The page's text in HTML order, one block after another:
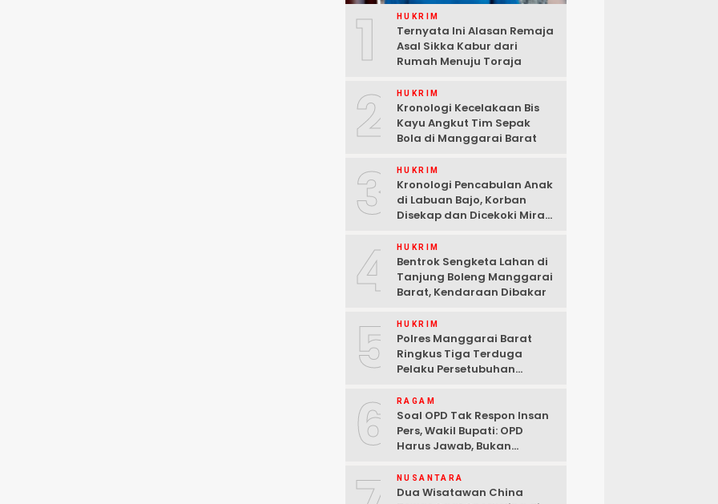
1 HUKRIM
Ternyata Ini Alasan Remaja
Asal Sikka Kabur dari
Rumah Menuju Toraja
2 HUKRIM
Kronologi Kecelakaan Bis
Kayu Angkut Tim Sepak
Bola di Manggarai Barat
3 HUKRIM
Kronologi Pencabulan Anak
di Labuan Bajo, Korban
Disekap dan Dicekoki Miras,
4 HUKRIM
Bentrok Sengketa Lahan di
Tanjung Boleng Manggarai
Barat, Kendaraan Dibakar
5 HUKRIM
Polres Manggarai Barat
Ringkus Tiga Terduga
Pelaku Persetubuhan
Bajo
6 RAGAM
Soal OPD Tak Respon Insan
Pers, Wakil Bupati: OPD
Harus Jawab, Bukan
NUSANTARA
Dua Wisatawan China